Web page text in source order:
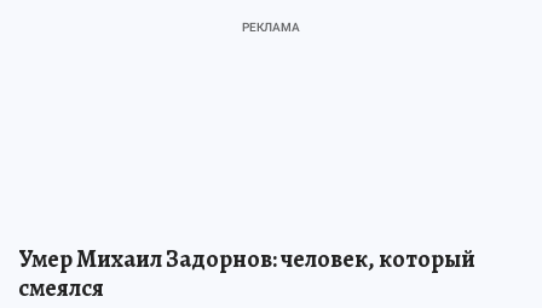
Умер Михаил Задорнов: человек, который
смеялся